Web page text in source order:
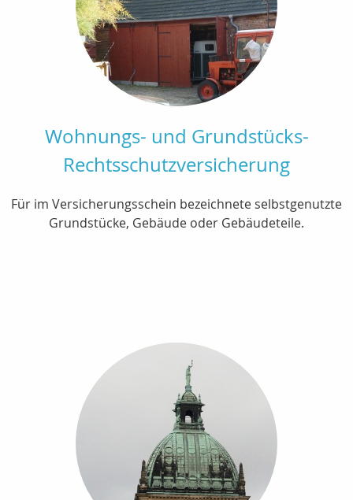
Wohnungs- und Grundstücks-
Rechtsschutzversicherung
Für im Versicherungsschein bezeichnete selbstgenutzte
Grundstücke, Gebäude oder Gebäudeteile.